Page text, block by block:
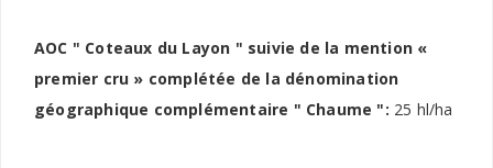
AOC " Coteaux du Layon " suivie de la mention «
premier cru » complétée de la dénomination
géographique complémentaire " Chaume ": 25 hl/ha